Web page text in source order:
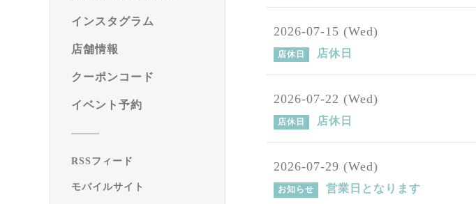
インスタグラム
店舗情報
クーポンコード
イベント予約
RSSフィード
モバイルサイト
2026-07-15 (Wed)
店休日 店休日
2026-07-22 (Wed)
店休日 店休日
2026-07-29 (Wed)
お知らせ 営業日となります